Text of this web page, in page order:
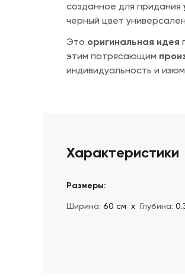
созданное для придания
черный цвет
Это оригинальная идея
этим потрясающим
индивидуальность и
Характеристики
Размеры:
Ширина: 60 см х Глубина: